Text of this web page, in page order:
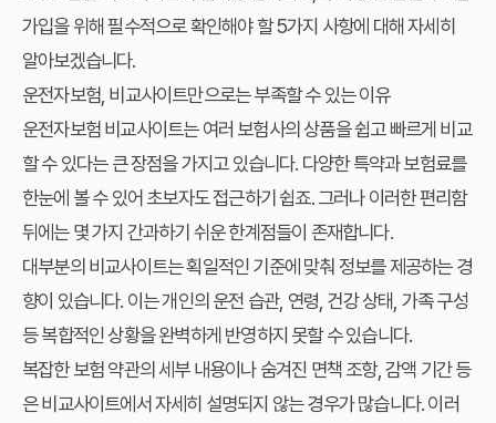
가입을 위해 필수적으로 확인해야 할 5가지 사항에 대해 자세히
알아보겠습니다.
운전자보험, 비교사이트만으로는 부족할 수 있는 이유
운전자보험 비교사이트는 여러 보험사의 상품을 쉽고 빠르게 비교
할 수 있다는 큰 장점을 가지고 있습니다. 다양한 특약과 보험료를
한눈에 볼 수 있어 초보자도 접근하기 쉽죠. 그러나 이러한 편리함
뒤에는 몇 가지 간과하기 쉬운 한계점들이 존재합니다.
대부분의 비교사이트는 획일적인 기준에 맞춰 정보를 제공하는 경
향이 있습니다. 이는 개인의 운전 습관, 연령, 건강 상태, 가족 구성
등 복합적인 상황을 완벽하게 반영하지 못할 수 있습니다.
복잡한 보험 약관의 세부 내용이나 숨겨진 면책 조항, 감액 기간 등
은 비교사이트에서 자세히 설명되지 않는 경우가 많습니다. 이러